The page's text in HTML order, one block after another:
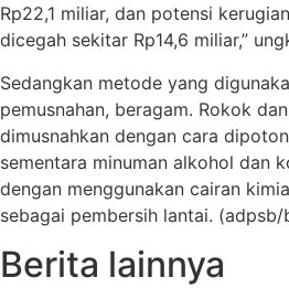
Rp22,1 miliar, dan potensi
dicegah sekitar Rp14,6 miliar,”
Sedangkan metode yang
pemusnahan, beragam. Rokok
dimusnahkan dengan cara
sementara minuman alkohol dan
dengan menggunakan cairan
sebagai pembersih lantai. (adpsb/
Berita lainnya